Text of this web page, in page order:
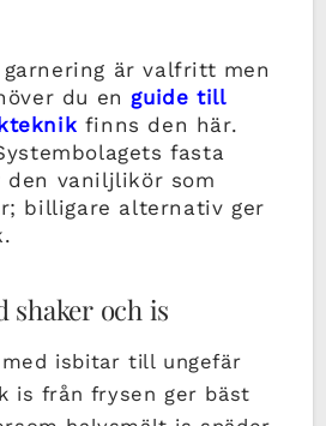
är valfritt men
du en guide till
finns den här.
fasta
vaniljlikör som
billigare alternativ ger
shaker och is
isbitar till ungefär
is från frysen ger bäst